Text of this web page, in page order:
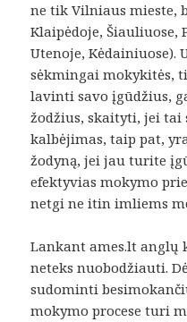
ne tik Vilniaus mieste,
Klaipėdoje, Šiauliuose,
Utenoje,
sėkmingai mokykitės,
lavinti savo įgūdžius,
žodžius, skaityti, jei tai
kalbėjimas, taip pat,
žodyną, jei jau turite
efektyvias mokymo
netgi ne itin imliems
Lankant ames.lt anglų
neteks nuobodžiauti.
sudominti
mokymo procese turi